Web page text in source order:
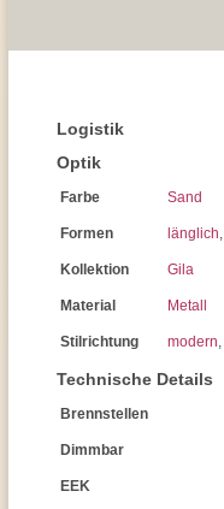
Logistik
Optik
Farbe Sand
Formen länglich,
Kollektion Gila
Material Metall
Stilrichtung modern,
Technische Details
Brennstellen
Dimmbar
EEK